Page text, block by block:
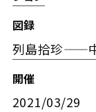
図録
列島拾珍——
開催
2021/03/29